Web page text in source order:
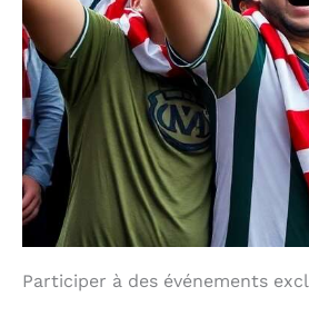
Participer à des événements